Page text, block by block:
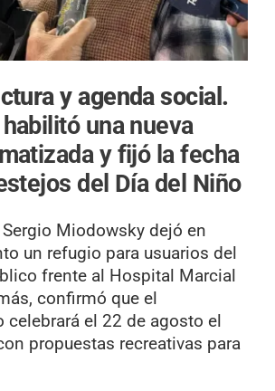
y agenda social.
una nueva
y fijó la fecha
del Día del Niño
Miodowsky dejó en
un refugio para usuarios del
frente al Hospital Marcial
confirmó que el
celebrará el 22 de agosto el
propuestas recreativas para